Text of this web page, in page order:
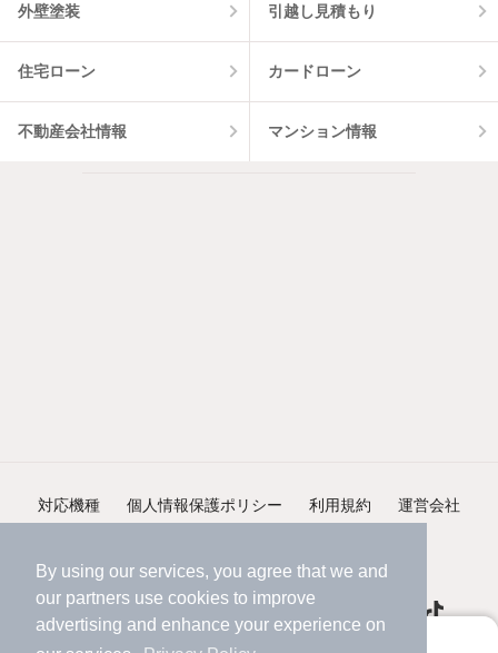
By using our services, you agree that we and
our partners use cookies to improve
advertising and enhance your experience on
外壁塗装 引越し見積もり
住宅ローン カードローン
不動産会社情報 マンション情報
対応機種 個人情報保護ポリシー 利用規約 運営会社